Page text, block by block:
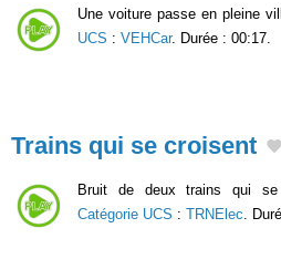
Une voiture passe en pleine
UCS : VEHCar. Durée : 00:17.
Trains qui se croisent
Bruit de deux trains qui se
Catégorie UCS : TRNElec.